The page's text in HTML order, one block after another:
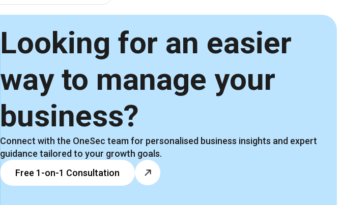
Looking for an easier
way to manage your
business?
Connect with the OneSec team for personalised business insights and expert
guidance tailored to your growth goals.
Free 1-on-1 Consultation